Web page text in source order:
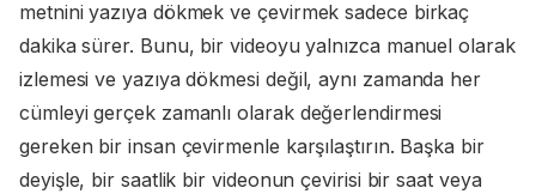
metnini yazıya dökmek ve çevirmek sadece birkaç
dakika sürer. Bunu, bir videoyu yalnızca manuel olarak
izlemesi ve yazıya dökmesi değil, aynı zamanda her
cümleyi gerçek zamanlı olarak değerlendirmesi
gereken bir insan çevirmenle karşılaştırın. Başka bir
deyişle, bir saatlik bir videonun çevirisi bir saat veya